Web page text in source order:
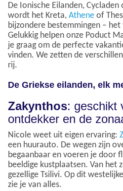
De Ionische Eilanden,
wordt het Kreta, Athene of
bijzondere bestemmingen –
Gelukkig helpen onze Poduct
je graag om de perfecte
vinden. We zetten de
rij.
De Griekse eilanden, elk
Zakynthos: geschikt
ontdekker en de
Nicole weet uit eigen ervaring:
een huurauto. De wegen zijn
begaanbaar en voeren je door
beeldige kustplaatsen. Van het
gezellige Tsilivi. Op dit
zie je van alles.